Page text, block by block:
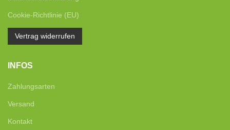
Cookie-Richtlinie (EU)
Vertrag widerrufen
INFOS
Zahlungsarten
Versand
Kontakt